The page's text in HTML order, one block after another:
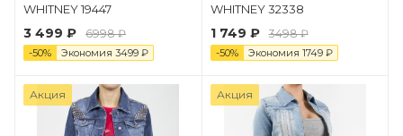
WHITNEY 19447
3 499 ₽ 6998 ₽
-50% Экономия 3499 ₽
WHITNEY 32338
1 749 ₽ 3498 ₽
-50% Экономия 1749₽
Акция Акция